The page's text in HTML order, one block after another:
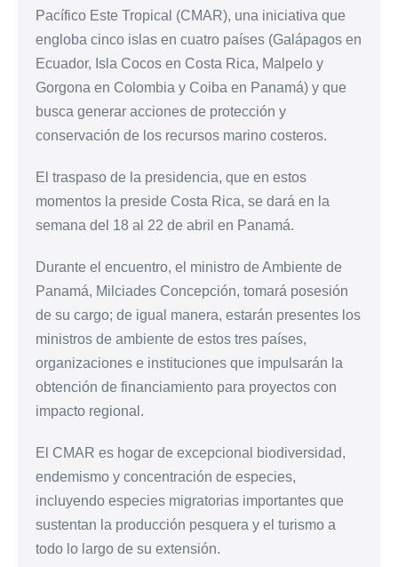
Pacífico Este Tropical (CMAR), una iniciativa que
engloba cinco islas en cuatro países (Galápagos en
Ecuador, Isla Cocos en Costa Rica, Malpelo y
Gorgona en Colombia y Coiba en Panamá) y que
busca generar acciones de protección y
conservación de los recursos marino costeros.
El traspaso de la presidencia, que en estos
momentos la preside Costa Rica, se dará en la
semana del 18 al 22 de abril en Panamá.
Durante el encuentro, el ministro de Ambiente de
Panamá, Milciades Concepción, tomará posesión
de su cargo; de igual manera, estarán presentes los
ministros de ambiente de estos tres países,
organizaciones e instituciones que impulsarán la
obtención de financiamiento para proyectos con
impacto regional.
El CMAR es hogar de excepcional biodiversidad,
endemismo y concentración de especies,
incluyendo especies migratorias importantes que
sustentan la producción pesquera y el turismo a
todo lo largo de su extensión.